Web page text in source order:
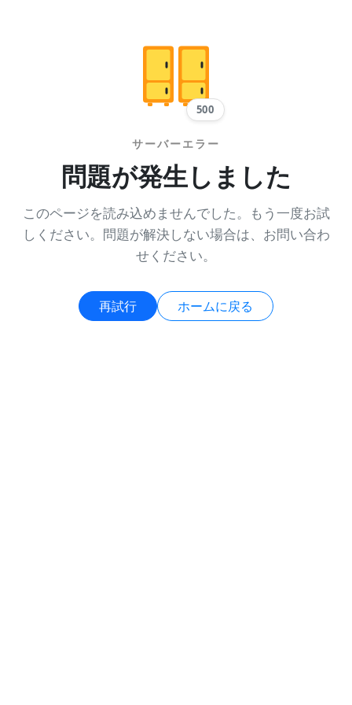
500
サーバーエラー
問題が発生しました
このページを読み込めませんでした。もう一度お試
しください。問題が解決しない場合は、お問い合わ
せください。
再試行 ホームに戻る